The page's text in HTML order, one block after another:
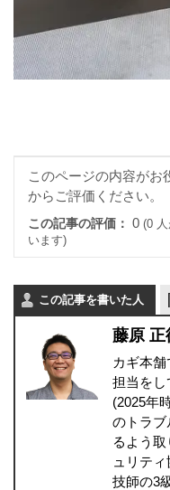
このページの内容がお
からご評価ください。
この記事の評価： 0 (0
います)
この記事を書いた人
藤原 正
カギ本
担当をし
(2025年
のトラブ
るよう
ュリテ
技師の3